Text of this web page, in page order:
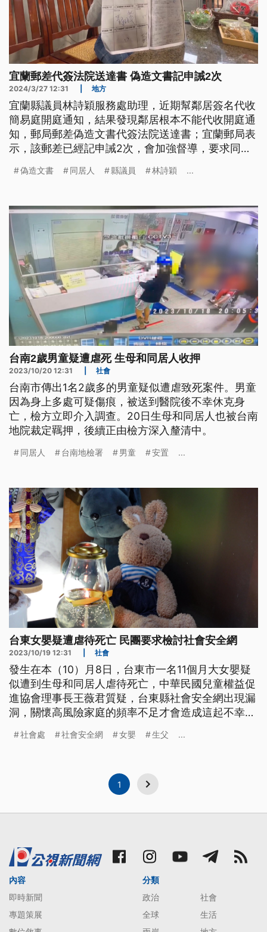
宜蘭郵差代簽法院送達書 偽造文書記申誡2次
2024/3/27 12:31 地方
宜蘭縣議員林詩穎服務處助理，近期幫鄰居簽名代收
簡易庭開庭通知，結果發現鄰居根本不能代收開庭通
知，郵局郵差偽造文書代簽法院送達書；宜蘭郵局表
示，該郵差已經記申誡2次，會加強督導，要求同仁
偽造文書 同居人 縣議員 林詩穎 ...
台南2歲男童疑遭虐死 生母和同居人收押
2023/10/20 12:31 社會
台南市傳出1名2歲多的男童疑似遭虐致死案件。男童
因為身上多處可疑傷痕，被送到醫院後不幸休克身
亡，檢方立即介入調查。20日生母和同居人也被台南
地院裁定羈押，後續正由檢方深入釐清中。
同居人 台南地檢署 男童 安置 ...
台東女嬰疑遭虐待死亡 民團要求檢討社會安全網
2023/10/19 12:31 社會
發生在本（10）月8日，台東市一名11個月大女嬰疑
似遭到生母和同居人虐待死亡，中華民國兒童權益促
進協會理事長王薇君質疑，台東縣社會安全網出現漏
洞，關懷高風險家庭的頻率不足才會造成這起不幸事
過評估，也依規定訪視，會再檢討加強。
社會處 社會安全網 女嬰 生父 ...
1
內容
即時新聞
專題策展
分類
政治
社會
全球
生活